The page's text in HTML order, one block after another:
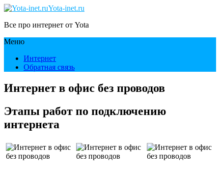
Yota-inet.ru
Все про интернет от Yota
Меню
Интернет
Обратная связь
Интернет в офис без проводов
Этапы работ по подключению
интернета